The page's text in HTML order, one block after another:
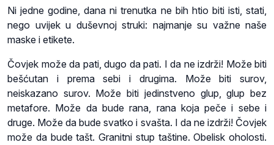
Ni jedne godine, dana ni trenutka ne bih htio biti isti, stati,
nego uvijek u duševnoj struki: najmanje su važne naše
maske i etikete.
Čovjek može da pati, dugo da pati. I da ne izdrži! Može biti
bešćutan i prema sebi i drugima. Može biti surov,
neiskazano surov. Može biti jedinstveno glup, glup bez
metafore. Može da bude rana, rana koja peče i sebe i
druge. Može da bude svatko i svašta. I da ne izdrži! Čovjek
može da bude tašt. Granitni stup taštine. Obelisk oholosti.